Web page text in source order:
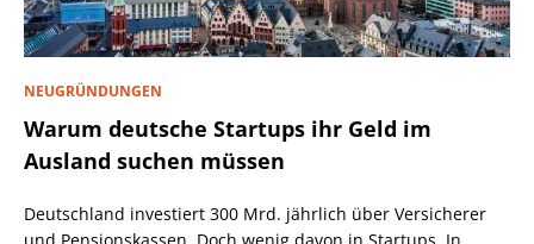
NEUGRÜNDUNGEN
Warum deutsche Startups ihr Geld im
Ausland suchen müssen
Deutschland investiert 300 Mrd. jährlich über Versicherer